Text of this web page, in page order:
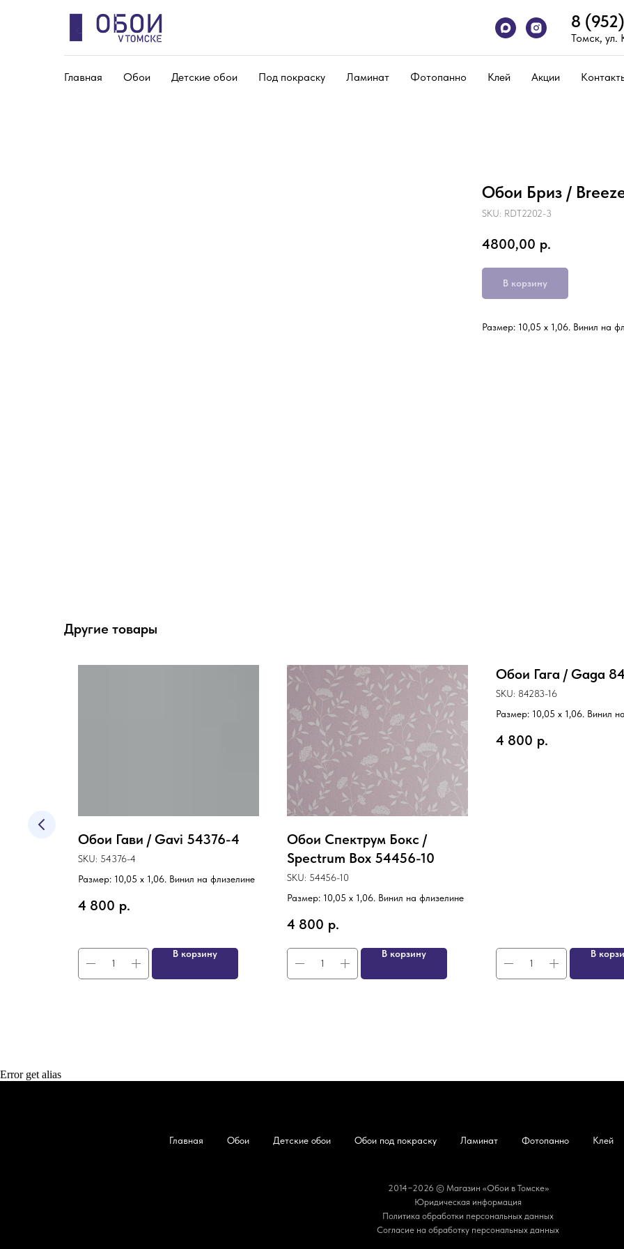
8
Томск, ул.
Главная Обои Детские обои Под покраску Ламинат Фотопанно Клей Акции
Обои Бриз /
SKU: RDT2202-3
4800,00 р.
В корзину
Размер: 10,05 х 1,06. Винил на
Другие товары
Обои Гави / Gavi 54376-4
SKU: 54376-4
Размер: 10,05 х 1,06. Винил на флизелине
4 800 р.
В корзину
Обои Спектрум Бокс /
Spectrum Box 54456-10
SKU: 54456-10
Размер: 10,05 х 1,06. Винил на флизелине
4 800 р.
В корзину
Обои Гага / Gaga
SKU: 84283-16
Размер: 10,05 х 1,06. Винил
4 800 р.
В
Error get alias
Главная Обои Детские обои Обои под покраску Ламинат Фотопанно Клей
2014−2026 © Магазин «Обои в Томске»
Юридическая информация
Политика обработки персональных данных
Согласие на обработку персональных данных